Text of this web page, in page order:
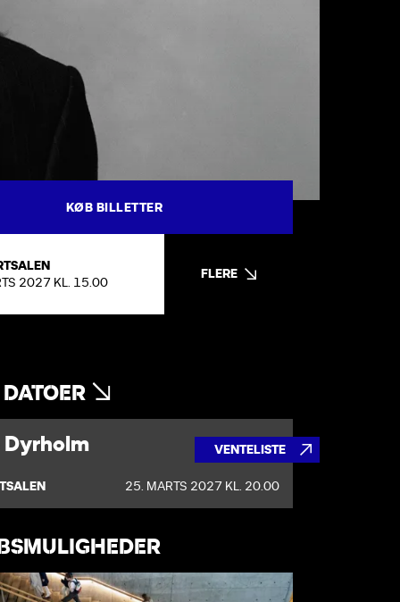
KØB BILLETTER
2027 KL. 15.00
FLERE
Dyrholm
VENTELISTE
25. MARTS 2027 KL. 20.00